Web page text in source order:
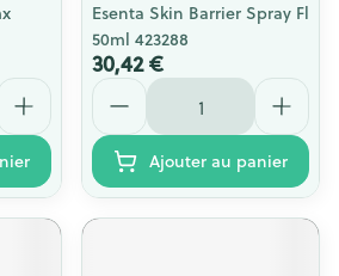
Esenta Skin Barrier Spray Fl
50ml 423288
30,42 €
Quantité
Ajouter au panier